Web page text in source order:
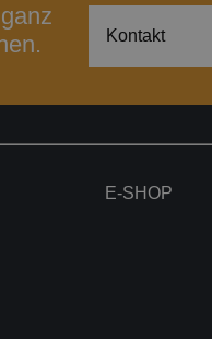
Kontakt
E-SHOP